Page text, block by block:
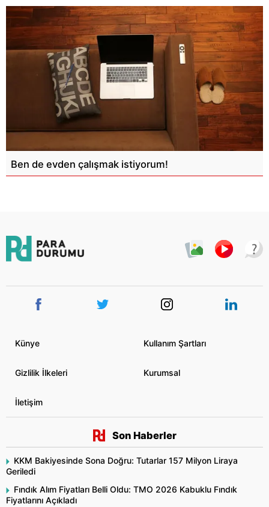
Ben de evden çalışmak istiyorum!
Künye Kullanım Şartları
Gizlilik İlkeleri Kurumsal
İletişim
Son Haberler
KKM Bakiyesinde Sona Doğru: Tutarlar 157 Milyon Liraya
Geriledi
Fındık Alım Fiyatları Belli Oldu: TMO 2026 Kabuklu Fındık
Fiyatlarını Açıkladı